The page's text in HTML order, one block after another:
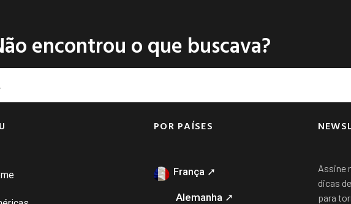
encontrou o que buscava?
POR PAÍSES
França ➚
Alemanha ➚
Assine
dicas
para